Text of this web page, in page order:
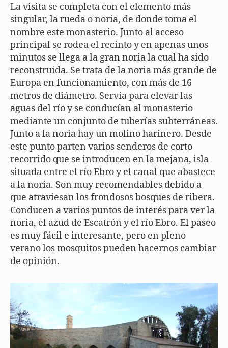
La visita se completa con el elemento más
singular, la rueda o noria, de donde toma el
nombre este monasterio. Junto al acceso
principal se rodea el recinto y en apenas unos
minutos se llega a la gran noria la cual ha sido
reconstruida. Se trata de la noria más grande de
Europa en funcionamiento, con más de 16
metros de diámetro. Servía para elevar las
aguas del río y se conducían al monasterio
mediante un conjunto de tuberías subterráneas.
Junto a la noria hay un molino harinero. Desde
este punto parten varios senderos de corto
recorrido que se introducen en la mejana, isla
situada entre el río Ebro y el canal que abastece
a la noria. Son muy recomendables debido a
que atraviesan los frondosos bosques de ribera.
Conducen a varios puntos de interés para ver la
noria, el azud de Escatrón y el río Ebro. El paseo
es muy fácil e interesante, pero en pleno
verano los mosquitos pueden hacernos cambiar
de opinión.